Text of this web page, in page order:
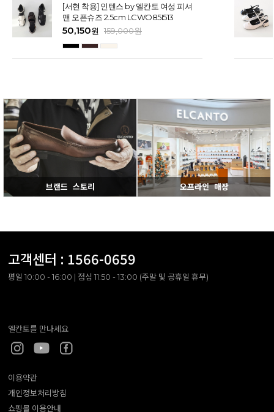
[서현 착용] 인텐스 by 엘칸토 여성 피셔
맨 오픈슈즈 2.5cm LCWO85I513
50,150원 159,000원
브랜드 스토리 오프라인 매장
고객센터 : 1566-0659
평일 10:00 - 16:00 | 점심 11:50 - 13:00 (주말 및 공휴일 휴무)
엘칸토를 만나세요
이용약관
개인정보처리방침
쇼핑몰 이용안내